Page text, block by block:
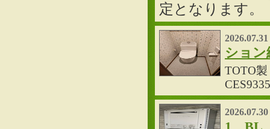
定となります。
2026.07.31
ショ
TOTO
2026.07.30